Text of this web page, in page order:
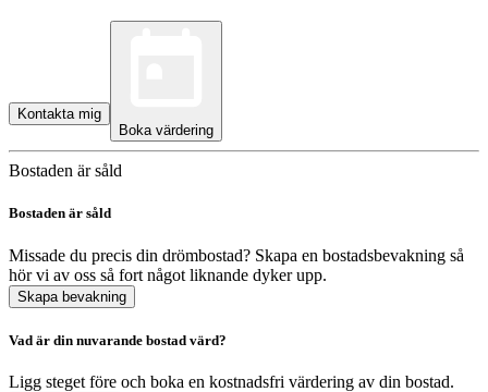
Kontakta mig
Boka värdering
Bostaden är såld
Bostaden är såld
Missade du precis din drömbostad? Skapa en bostadsbevakning så
hör vi av oss så fort något liknande dyker upp.
Skapa bevakning
Vad är din nuvarande bostad värd?
Ligg steget före och boka en kostnadsfri värdering av din bostad.